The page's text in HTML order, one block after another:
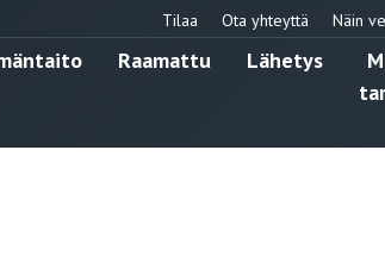
Tilaa Ota yhteyttä Näin
Raamattu Lähetys